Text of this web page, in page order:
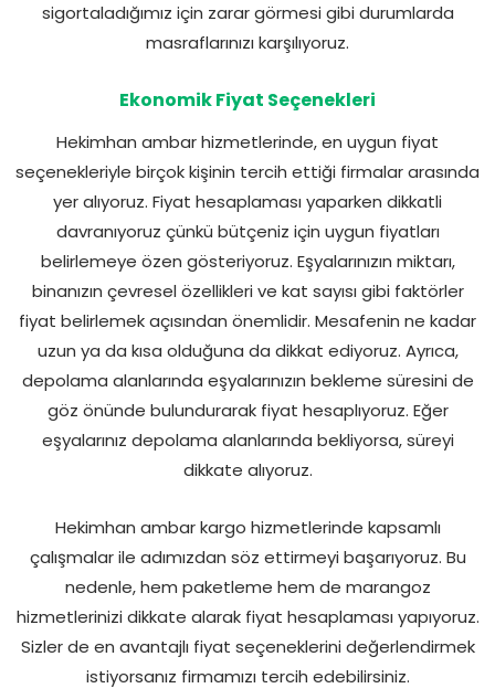
sigortaladığımız için zarar görmesi gibi durumlarda
masraflarınızı karşılıyoruz.
Ekonomik Fiyat Seçenekleri
Hekimhan ambar hizmetlerinde, en uygun fiyat
seçenekleriyle birçok kişinin tercih ettiği firmalar arasında
yer alıyoruz. Fiyat hesaplaması yaparken dikkatli
davranıyoruz çünkü bütçeniz için uygun fiyatları
belirlemeye özen gösteriyoruz. Eşyalarınızın miktarı,
binanızın çevresel özellikleri ve kat sayısı gibi faktörler
fiyat belirlemek açısından önemlidir. Mesafenin ne kadar
uzun ya da kısa olduğuna da dikkat ediyoruz. Ayrıca,
depolama alanlarında eşyalarınızın bekleme süresini de
göz önünde bulundurarak fiyat hesaplıyoruz. Eğer
eşyalarınız depolama alanlarında bekliyorsa, süreyi
dikkate alıyoruz.
Hekimhan ambar kargo hizmetlerinde kapsamlı
çalışmalar ile adımızdan söz ettirmeyi başarıyoruz. Bu
nedenle, hem paketleme hem de marangoz
hizmetlerinizi dikkate alarak fiyat hesaplaması yapıyoruz.
Sizler de en avantajlı fiyat seçeneklerini değerlendirmek
istiyorsanız firmamızı tercih edebilirsiniz.